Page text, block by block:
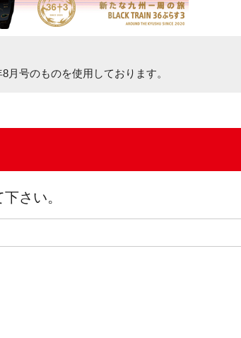
8月号のものを使用しております。
さい。